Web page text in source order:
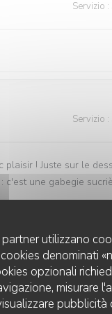
utilizzano
denominati
opzionali
misurare
Servizio :
Servizio :
! Juste sur le
c'est une gabegie
Servizio